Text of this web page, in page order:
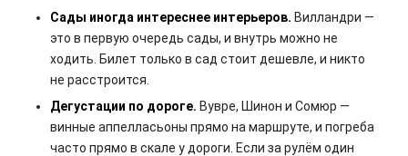
Сады иногда интереснее интерьеров. Вилландри —
это в первую очередь сады, и внутрь можно не
ходить. Билет только в сад стоит дешевле, и никто
не расстроится.
Дегустации по дороге. Вувре, Шинон и Сомюр —
винные аппелласьоны прямо на маршруте, и погреба
часто прямо в скале у дороги. Если за рулём один